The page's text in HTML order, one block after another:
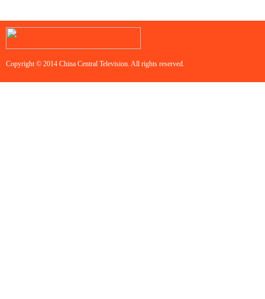
Copyright © 2014 China Central Television. All rights reserved.